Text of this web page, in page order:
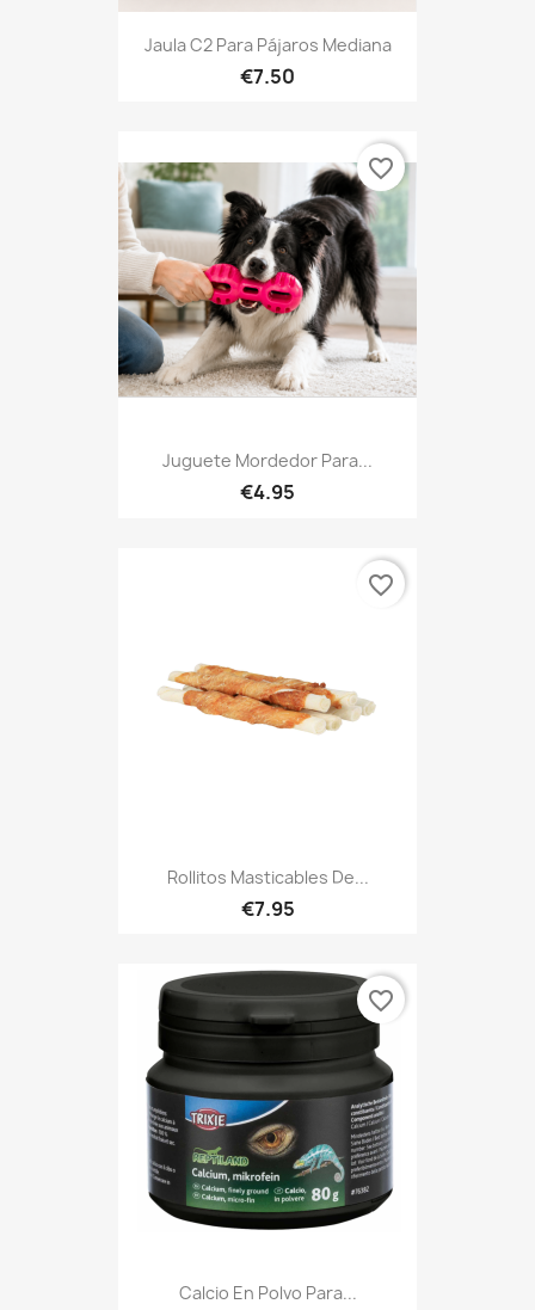
Jaula C2 Para Pájaros Mediana
€7.50
Juguete Mordedor Para...
€4.95
favorite_border
Rollitos Masticables De...
€7.95
favorite_border
Calcio En Polvo Para...
favorite_border